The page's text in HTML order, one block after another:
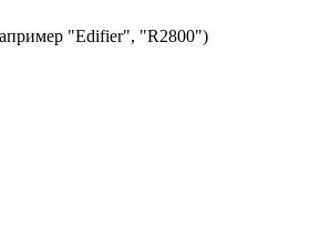
"Edifier", "R2800")